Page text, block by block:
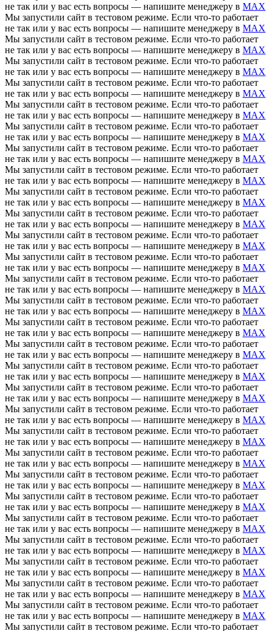
не так или у вас есть вопросы — напишите менеджеру в MAX
Мы запустили сайт в тестовом режиме. Если что-то работает
не так или у вас есть вопросы — напишите менеджеру в MAX
Мы запустили сайт в тестовом режиме. Если что-то работает
не так или у вас есть вопросы — напишите менеджеру в MAX
Мы запустили сайт в тестовом режиме. Если что-то работает
не так или у вас есть вопросы — напишите менеджеру в MAX
Мы запустили сайт в тестовом режиме. Если что-то работает
не так или у вас есть вопросы — напишите менеджеру в MAX
Мы запустили сайт в тестовом режиме. Если что-то работает
не так или у вас есть вопросы — напишите менеджеру в MAX
Мы запустили сайт в тестовом режиме. Если что-то работает
не так или у вас есть вопросы — напишите менеджеру в MAX
Мы запустили сайт в тестовом режиме. Если что-то работает
не так или у вас есть вопросы — напишите менеджеру в MAX
Мы запустили сайт в тестовом режиме. Если что-то работает
не так или у вас есть вопросы — напишите менеджеру в MAX
Мы запустили сайт в тестовом режиме. Если что-то работает
не так или у вас есть вопросы — напишите менеджеру в MAX
Мы запустили сайт в тестовом режиме. Если что-то работает
не так или у вас есть вопросы — напишите менеджеру в MAX
Мы запустили сайт в тестовом режиме. Если что-то работает
не так или у вас есть вопросы — напишите менеджеру в MAX
Мы запустили сайт в тестовом режиме. Если что-то работает
не так или у вас есть вопросы — напишите менеджеру в MAX
Мы запустили сайт в тестовом режиме. Если что-то работает
не так или у вас есть вопросы — напишите менеджеру в MAX
Мы запустили сайт в тестовом режиме. Если что-то работает
не так или у вас есть вопросы — напишите менеджеру в MAX
Мы запустили сайт в тестовом режиме. Если что-то работает
не так или у вас есть вопросы — напишите менеджеру в MAX
Мы запустили сайт в тестовом режиме. Если что-то работает
не так или у вас есть вопросы — напишите менеджеру в MAX
Мы запустили сайт в тестовом режиме. Если что-то работает
не так или у вас есть вопросы — напишите менеджеру в MAX
Мы запустили сайт в тестовом режиме. Если что-то работает
не так или у вас есть вопросы — напишите менеджеру в MAX
Мы запустили сайт в тестовом режиме. Если что-то работает
не так или у вас есть вопросы — напишите менеджеру в MAX
Мы запустили сайт в тестовом режиме. Если что-то работает
не так или у вас есть вопросы — напишите менеджеру в MAX
Мы запустили сайт в тестовом режиме. Если что-то работает
не так или у вас есть вопросы — напишите менеджеру в MAX
Мы запустили сайт в тестовом режиме. Если что-то работает
не так или у вас есть вопросы — напишите менеджеру в MAX
Мы запустили сайт в тестовом режиме. Если что-то работает
не так или у вас есть вопросы — напишите менеджеру в MAX
Мы запустили сайт в тестовом режиме. Если что-то работает
не так или у вас есть вопросы — напишите менеджеру в MAX
Мы запустили сайт в тестовом режиме. Если что-то работает
не так или у вас есть вопросы — напишите менеджеру в MAX
Мы запустили сайт в тестовом режиме. Если что-то работает
не так или у вас есть вопросы — напишите менеджеру в MAX
Мы запустили сайт в тестовом режиме. Если что-то работает
не так или у вас есть вопросы — напишите менеджеру в MAX
Мы запустили сайт в тестовом режиме. Если что-то работает
не так или у вас есть вопросы — напишите менеджеру в MAX
Мы запустили сайт в тестовом режиме. Если что-то работает